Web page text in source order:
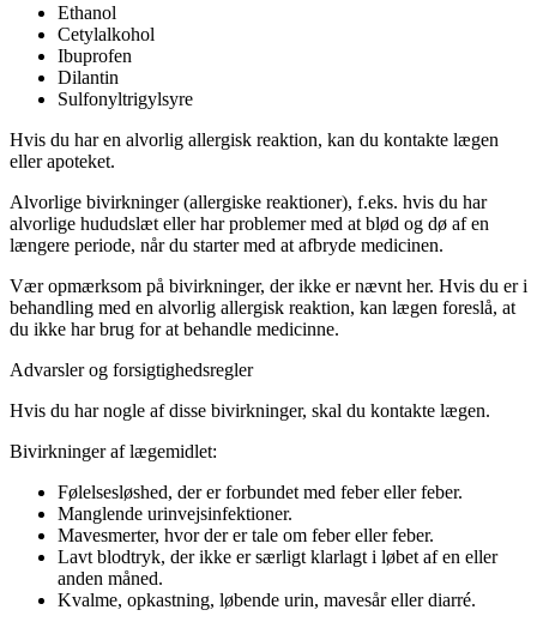
Ethanol
Cetylalkohol
Ibuprofen
Dilantin
Sulfonyltrigylsyre
Hvis du har en alvorlig allergisk reaktion, kan du kontakte lægen
eller apoteket.
Alvorlige bivirkninger (allergiske reaktioner), f.eks. hvis du har
alvorlige hududslæt eller har problemer med at blød og dø af en
længere periode, når du starter med at afbryde medicinen.
Vær opmærksom på bivirkninger, der ikke er nævnt her. Hvis du er i
behandling med en alvorlig allergisk reaktion, kan lægen foreslå, at
du ikke har brug for at behandle medicinne.
Advarsler og forsigtighedsregler
Hvis du har nogle af disse bivirkninger, skal du kontakte lægen.
Bivirkninger af lægemidlet:
Følelsesløshed, der er forbundet med feber eller feber.
Manglende urinvejsinfektioner.
Mavesmerter, hvor der er tale om feber eller feber.
Lavt blodtryk, der ikke er særligt klarlagt i løbet af en eller
anden måned.
Kvalme, opkastning, løbende urin, mavesår eller diarré.